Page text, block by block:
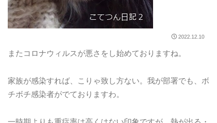
2022.12.10
またコロナウィルスが悪さをし始めておりますね。
家族が感染すれば、こりゃ致し方ない。我が部署でも、ボ
チボチ感染者がでておりますわ。